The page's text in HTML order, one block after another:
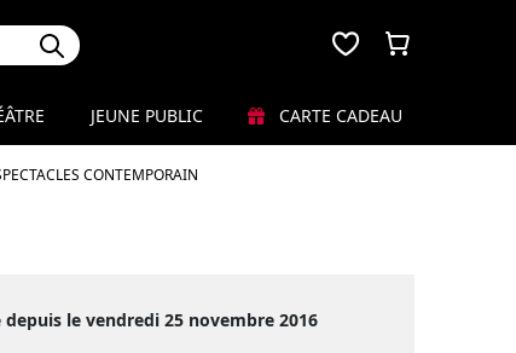
CONTEMPORAIN
JEUNE PUBLIC CARTE CADEAU
le vendredi 25 novembre 2016